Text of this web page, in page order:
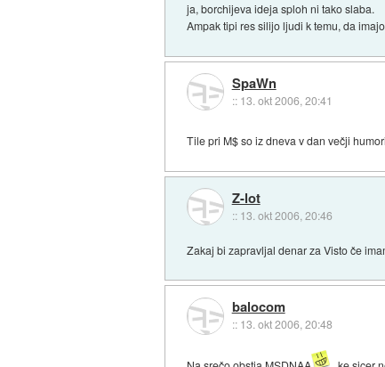
ja, borchijeva ideja sploh ni tako slaba.
Ampak tipi res silijo ljudi k temu, da
SpaWn
:: 13. okt 2006, 20:41
Tile pri M$ so iz dneva v dan večji
Z-lot
:: 13. okt 2006, 20:46
Zakaj bi zapravljal denar za Visto če
balocom
:: 13. okt 2006, 20:48